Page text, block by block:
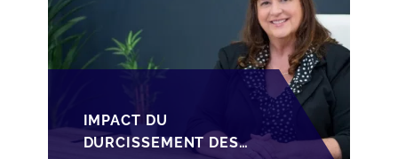
IMPACT DU
DURCISSEMENT DES